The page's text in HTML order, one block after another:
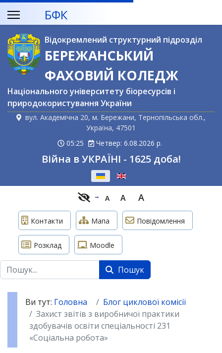
БФК
Відокремлений структурний підрозділ
БЕРЕЖАНСЬКИЙ
ФАХОВИЙ КОЛЕДЖ
Національного університету біоресурсів і
природокористування України
вул. Академічна 20, м. Бережани, Тернопільська обл.,
Україна, 47501
05:25
Четвер: 6.08.2026 р.
Війна в УКРАЇНІ - 1625 доба!
A A A
Контакти Мапа Повідомлення
Розклад Moodle
Пошук Пошук
Ви тут: Головна
Блог циклової комісії
Захист звітів з виробничої практики
здобувачів освіти спеціальності 231
«Соціальна робота»